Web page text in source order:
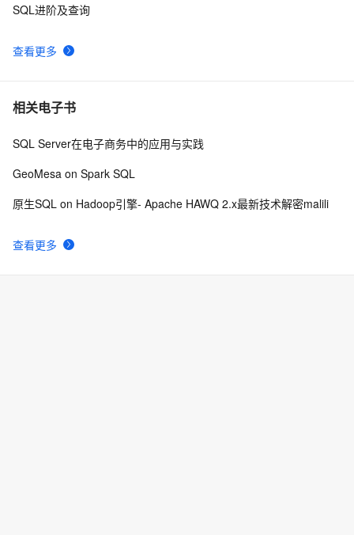
查看更多
SQL进阶及查询
相关电子书
查看更多
SQL Server在电子商务中的应用与实践
GeoMesa on Spark SQL
原生SQL on Hadoop引擎- Apache HAWQ 2.x最新技术解密malili